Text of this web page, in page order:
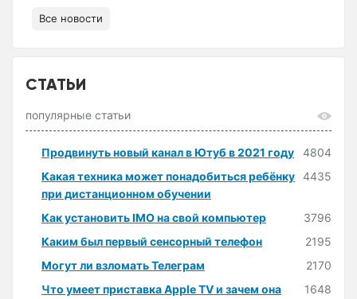
Все новости
СТАТЬИ
популярные статьи
Продвинуть новый канал в Ютуб в 2021 году
4804
Какая техника может понадобиться ребёнку
при дистанционном обучении
4435
Как установить IMO на свой компьютер
3796
Каким был первый сенсорный телефон
2195
Могут ли взломать Телеграм
2170
Что умеет приставка Apple TV и зачем она
1648